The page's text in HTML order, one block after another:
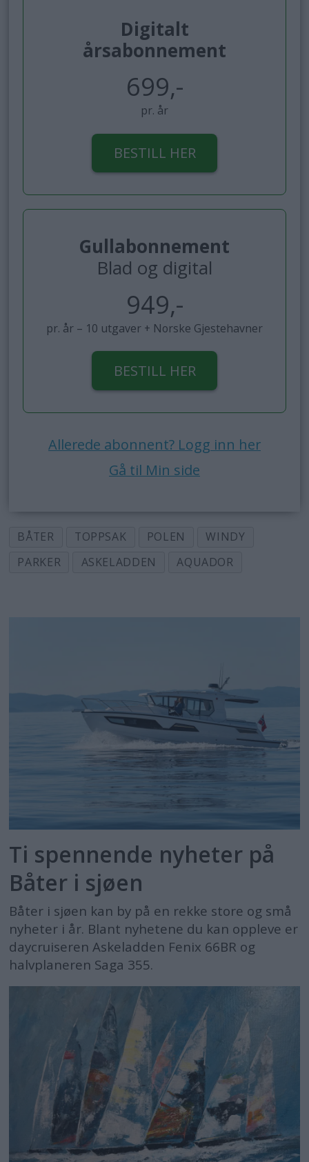
Digitalt
årsabonnement
699,-
pr. år
BESTILL HER
Gullabonnement
Blad og digital
949,-
pr. år – 10 utgaver + Norske Gjestehavner
BESTILL HER
Allerede abonnent? Logg inn her
Gå til Min side
BÅTER TOPPSAK POLEN
WINDY
PARKER
ASKELADDEN AQUADOR
Ti spennende nyheter på
Båter i sjøen
Båter i sjøen kan by på en rekke store og små
nyheter i år. Blant nyhetene du kan oppleve er
daycruiseren Askeladden Fenix 66BR og
halvplaneren Saga 355.